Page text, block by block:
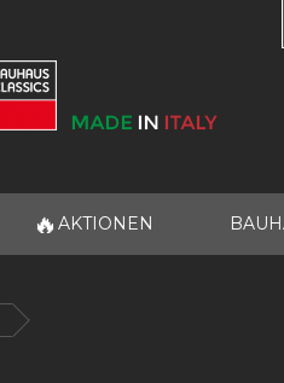
🔥 AKTIONEN